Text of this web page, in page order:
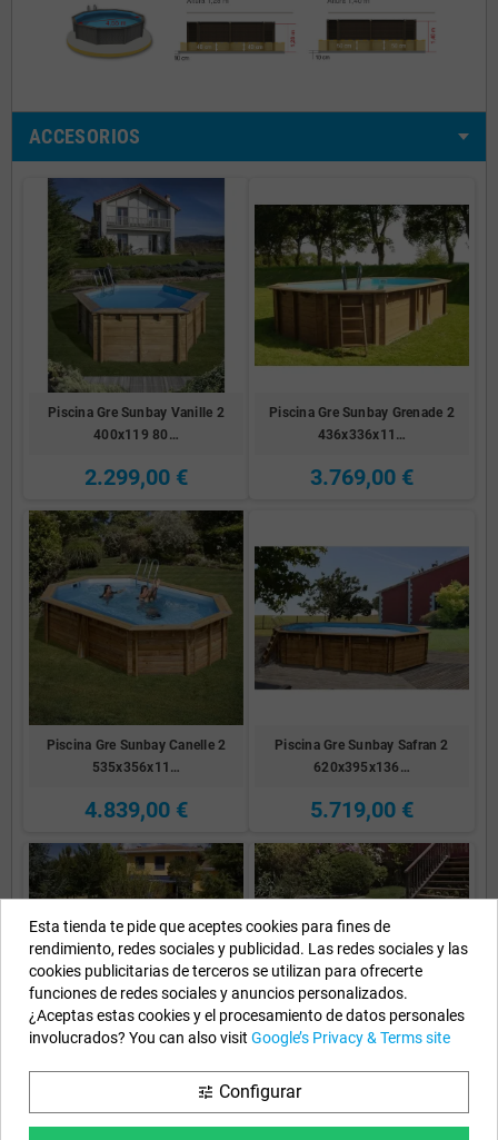
ACCESORIOS
Piscina Gre Sunbay Vanille 2
400x119 80…
2.299,00 €
Piscina Gre Sunbay Grenade 2
436x336x11…
3.769,00 €
Piscina Gre Sunbay Canelle 2
535x356x11…
4.839,00 €
Piscina Gre Sunbay Safran 2
620x395x136…
5.719,00 €
Esta tienda te pide que aceptes cookies para fines de
rendimiento, redes sociales y publicidad. Las redes sociales y las
cookies publicitarias de terceros se utilizan para ofrecerte
funciones de redes sociales y anuncios personalizados.
¿Aceptas estas cookies y el procesamiento de datos personales
involucrados? You can also visit Google’s Privacy & Terms site
tune Configurar